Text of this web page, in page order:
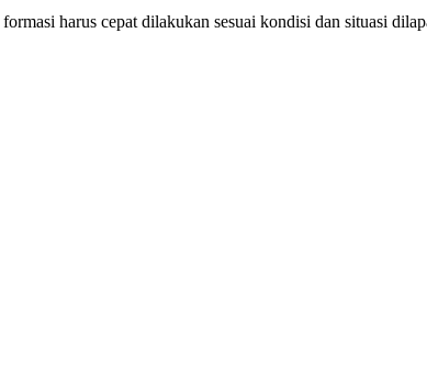
harus cepat dilakukan sesuai kondisi dan situasi